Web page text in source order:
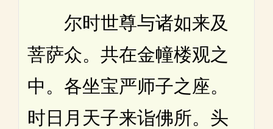
尔时世尊与诸如来及
菩萨众。共在金幢楼观之
中。各坐宝严师子之座。
时日月天子来诣佛所。头